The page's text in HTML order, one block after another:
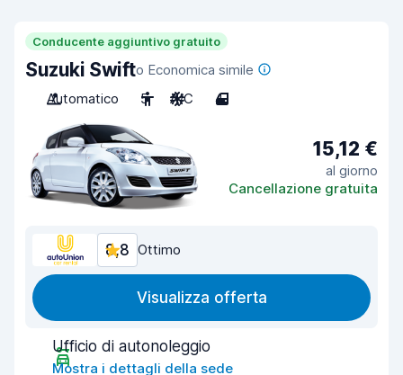
Conducente aggiuntivo gratuito
Suzuki Swifto Economica simile
Automatico
5 A/C 4
15,12 €
al giorno
Cancellazione gratuita
8,8 Ottimo
Visualizza offerta
Ufficio di autonoleggio
Mostra i dettagli della sede